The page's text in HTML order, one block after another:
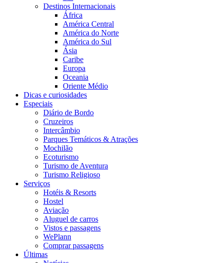
Destinos Internacionais
África
América Central
América do Norte
América do Sul
Ásia
Caribe
Europa
Oceania
Oriente Médio
Dicas e curiosidades
Especiais
Diário de Bordo
Cruzeiros
Intercâmbio
Parques Temáticos & Atrações
Mochilão
Ecoturismo
Turismo de Aventura
Turismo Religioso
Serviços
Hotéis & Resorts
Hostel
Aviação
Aluguel de carros
Vistos e passagens
WePlann
Comprar passagens
Últimas